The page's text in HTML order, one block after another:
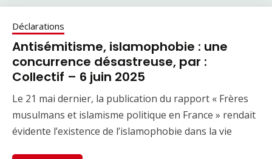
Déclarations
Antisémitisme, islamophobie : une
concurrence désastreuse, par :
Collectif – 6 juin 2025
Le 21 mai dernier, la publication du rapport « Frères
musulmans et islamisme politique en France » rendait
évidente l’existence de l’islamophobie dans la vie